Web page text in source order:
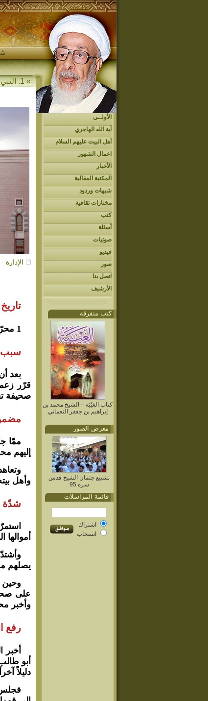
الأولــى
آية الله الهاجري
أهل البيت عليهم السلام
اعمال الشهور
الأخبار
المكتبة المقالية
شبهات وردود
مختارات ثقافية
كتب
أسئلة
صوتيات
فيديو
صور
اتصل بنا
الأرشيف
كتب متفرقة
كتاب الغيْبَة – الشيخ محمد بن
إبراهيم بن جعفر النعماني
معرض الصور
تشييع جثمان الشيخ قدس
سره 95
قائمة المراسلات
اشتراك
انسحاب
» 1. النبي محمد (ص)
الإدارة - 12/31/2013م
1 محرّم 7 للبعثة النبوية، واستمرّ 3 سنوات.
سبب
بعد
قرّر
صحيفة
ممّا
إليهم
وأهل
شدّة
يصلهم
وحين
على
وأخبر
رفع
أخبر
أبو
دليلاً
فجلس